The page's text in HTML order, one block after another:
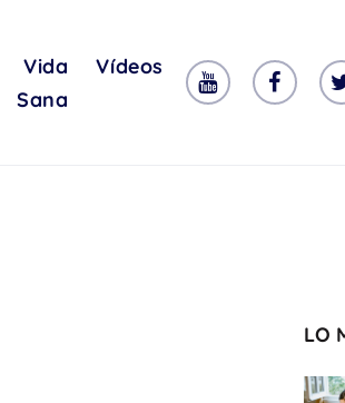
Vida
Sana
Vídeos
LO